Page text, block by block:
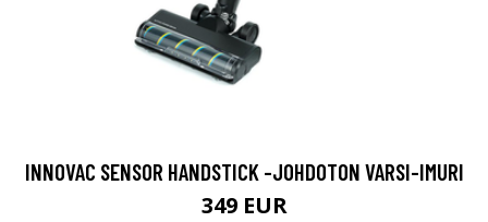
INNOVAC SENSOR HANDSTICK -JOHDOTON VARSI-IMURI
349 EUR